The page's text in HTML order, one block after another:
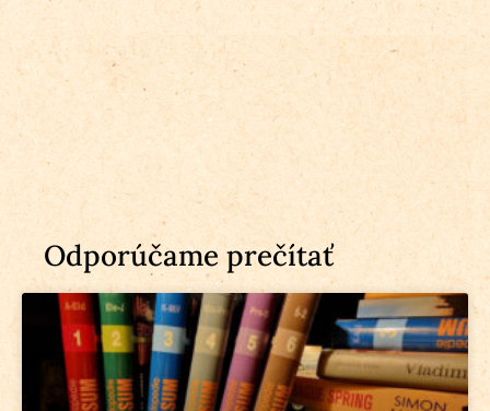
Odporúčame prečítať